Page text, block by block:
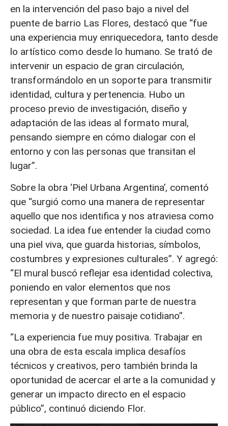
en la intervención del paso bajo a nivel del
puente de barrio Las Flores, destacó que “fue
una experiencia muy enriquecedora, tanto desde
lo artístico como desde lo humano. Se trató de
intervenir un espacio de gran circulación,
transformándolo en un soporte para transmitir
identidad, cultura y pertenencia. Hubo un
proceso previo de investigación, diseño y
adaptación de las ideas al formato mural,
pensando siempre en cómo dialogar con el
entorno y con las personas que transitan el
lugar”.
Sobre la obra ‘Piel Urbana Argentina’, comentó
que “surgió como una manera de representar
aquello que nos identifica y nos atraviesa como
sociedad. La idea fue entender la ciudad como
una piel viva, que guarda historias, símbolos,
costumbres y expresiones culturales”. Y agregó:
“El mural buscó reflejar esa identidad colectiva,
poniendo en valor elementos que nos
representan y que forman parte de nuestra
memoria y de nuestro paisaje cotidiano”.
“La experiencia fue muy positiva. Trabajar en
una obra de esta escala implica desafíos
técnicos y creativos, pero también brinda la
oportunidad de acercar el arte a la comunidad y
generar un impacto directo en el espacio
público”, continuó diciendo Flor.